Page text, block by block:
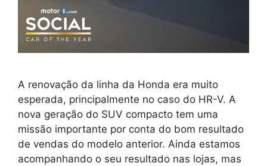
A renovação da linha da Honda era muito
esperada, principalmente no caso do HR-V. A
nova geração do SUV compacto tem uma
missão importante por conta do bom resultado
de vendas do modelo anterior. Ainda estamos
acompanhando o seu resultado nas lojas, mas